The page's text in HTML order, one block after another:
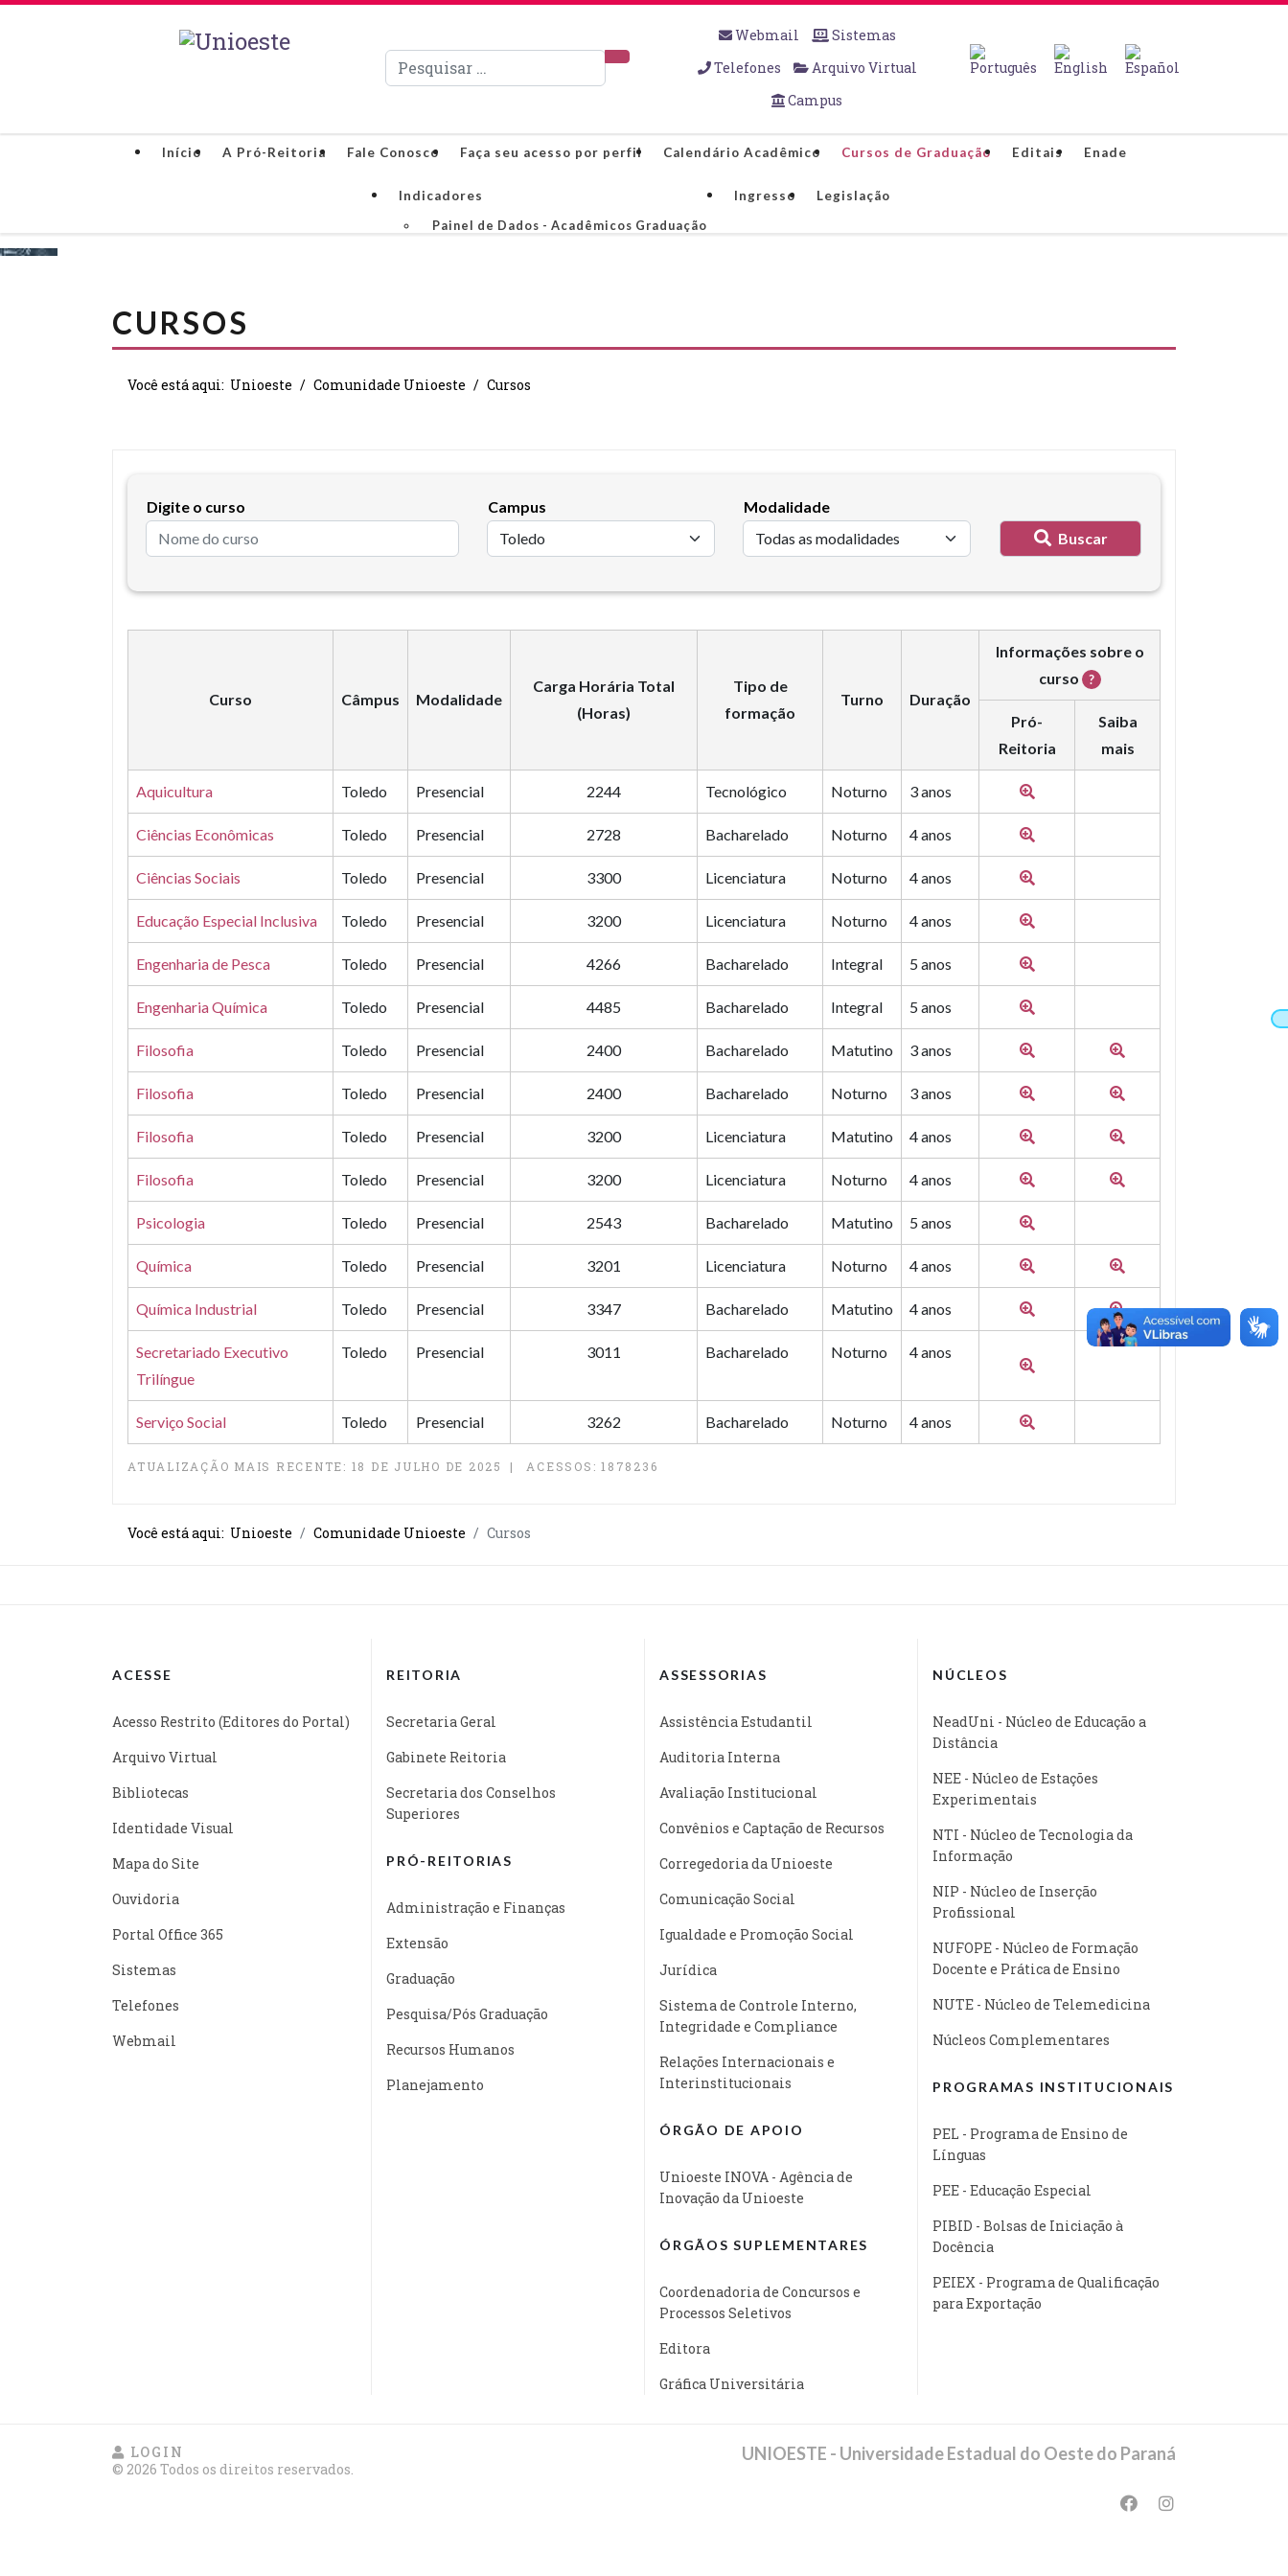
Pesquisar
Webmail
Sistemas
Telefones
Arquivo Virtual
Campus
Início A Pró-Reitoria Fale Conosco Faça seu acesso por perfil Calendário Acadêmico Cursos de Graduação Editais Enade
Indicadores
Painel de Dados - Acadêmicos Graduação
Ingresso Legislação
CURSOS
Você está aqui: Unioeste Comunidade Unioeste Cursos
Digite o curso Campus
Modalidade
Buscar
Curso Câmpus Modalidade
Carga Horária Total
(Horas)
Tipo de
formação
Turno Duração
Informações sobre o
curso
?
Pró-
Reitoria
Saiba
mais
Aquicultura Toledo Presencial 2244 Tecnológico Noturno 3 anos
Ciências Econômicas Toledo Presencial 2728 Bacharelado Noturno 4 anos
Ciências Sociais Toledo Presencial 3300 Licenciatura Noturno 4 anos
Educação Especial Inclusiva Toledo Presencial 3200 Licenciatura Noturno 4 anos
Engenharia de Pesca Toledo Presencial 4266 Bacharelado Integral 5 anos
Engenharia Química Toledo Presencial 4485 Bacharelado Integral 5 anos
Filosofia Toledo Presencial 2400 Bacharelado Matutino 3 anos
Filosofia Toledo Presencial 2400 Bacharelado Noturno 3 anos
Filosofia Toledo Presencial 3200 Licenciatura Matutino 4 anos
Filosofia Toledo Presencial 3200 Licenciatura Noturno 4 anos
Psicologia Toledo Presencial 2543 Bacharelado Matutino 5 anos
Química Toledo Presencial 3201 Licenciatura Noturno 4 anos
Química Industrial Toledo Presencial 3347 Bacharelado Matutino 4 anos
Secretariado Executivo
Trilíngue
Toledo Presencial 3011 Bacharelado Noturno 4 anos
Serviço Social Toledo Presencial 3262 Bacharelado Noturno 4 anos
ATUALIZAÇÃO MAIS RECENTE: 18 DE JULHO DE 2025 ACESSOS: 1878236
Você está aqui: Unioeste Comunidade Unioeste Cursos
ACESSE
Acesso Restrito (Editores do Portal)
Arquivo Virtual
Bibliotecas
Identidade Visual
Mapa do Site
Ouvidoria
Portal Office 365
Sistemas
Telefones
Webmail
REITORIA
Secretaria Geral
Gabinete Reitoria
Secretaria dos Conselhos
Superiores
PRÓ-REITORIAS
Administração e Finanças
Extensão
Graduação
Pesquisa/Pós Graduação
Recursos Humanos
Planejamento
ASSESSORIAS
Assistência Estudantil
Auditoria Interna
Avaliação Institucional
Convênios e Captação de Recursos
Corregedoria da Unioeste
Comunicação Social
Igualdade e Promoção Social
Jurídica
Sistema de Controle Interno,
Integridade e Compliance
Relações Internacionais e
Interinstitucionais
ÓRGÃO DE APOIO
Unioeste INOVA - Agência de
Inovação da Unioeste
ÓRGÃOS SUPLEMENTARES
Coordenadoria de Concursos e
Processos Seletivos
Editora
Gráfica Universitária
NÚCLEOS
NeadUni - Núcleo de Educação a
Distância
NEE - Núcleo de Estações
Experimentais
NTI - Núcleo de Tecnologia da
Informação
NIP - Núcleo de Inserção
Profissional
NUFOPE - Núcleo de Formação
Docente e Prática de Ensino
NUTE - Núcleo de Telemedicina
Núcleos Complementares
PROGRAMAS INSTITUCIONAIS
PEL - Programa de Ensino de
Línguas
PEE - Educação Especial
PIBID - Bolsas de Iniciação à
Docência
PEIEX - Programa de Qualificação
para Exportação
LOGIN
© 2026 Todos os direitos reservados.
UNIOESTE - Universidade Estadual do Oeste do Paraná